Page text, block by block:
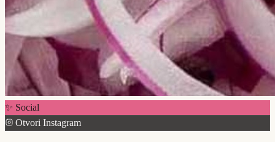
✨ Social
Otvori Instagram